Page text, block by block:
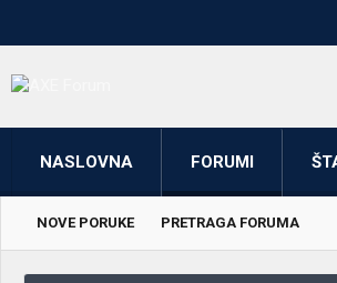
NASLOVNA FORUMI
NOVE PORUKE PRETRAGA FORUMA